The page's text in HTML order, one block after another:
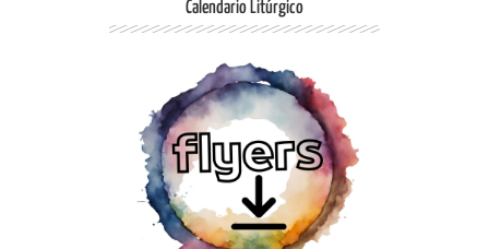
Calendario Litúrgico
Ingresar